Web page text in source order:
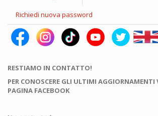
Richiedi nuova password
RESTIAMO IN CONTATTO!
PER CONOSCERE GLI ULTIMI
PAGINA FACEBOOK